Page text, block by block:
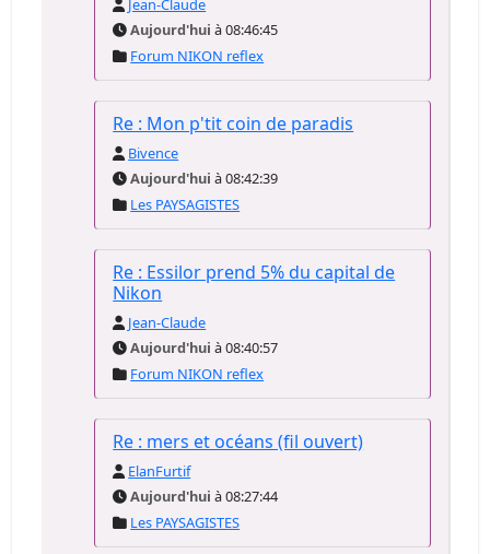
Jean-Claude
Aujourd'hui à 08:46:45
Forum NIKON reflex
Re : Mon p'tit coin de paradis
Bivence
Aujourd'hui à 08:42:39
Les PAYSAGISTES
Re : Essilor prend 5% du capital de
Nikon
Jean-Claude
Aujourd'hui à 08:40:57
Forum NIKON reflex
Re : mers et océans (fil ouvert)
ElanFurtif
Aujourd'hui à 08:27:44
Les PAYSAGISTES